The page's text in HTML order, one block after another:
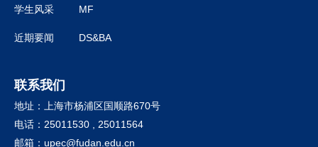
学生风采
近期要闻
MF
DS&BA
联系我们
地址：上海市杨浦区国顺路670号
电话：25011530 , 25011564
邮箱： upec@fudan.edu.cn